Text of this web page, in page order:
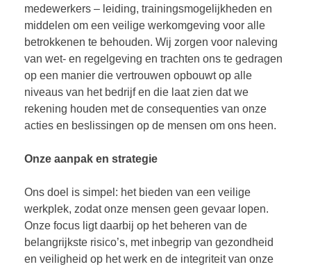
medewerkers – leiding, trainingsmogelijkheden en
middelen om een veilige werkomgeving voor alle
betrokkenen te behouden. Wij zorgen voor naleving
van wet- en regelgeving en trachten ons te gedragen
op een manier die vertrouwen opbouwt op alle
niveaus van het bedrijf en die laat zien dat we
rekening houden met de consequenties van onze
acties en beslissingen op de mensen om ons heen.
Onze aanpak en strategie
Ons doel is simpel: het bieden van een veilige
werkplek, zodat onze mensen geen gevaar lopen.
Onze focus ligt daarbij op het beheren van de
belangrijkste risico’s, met inbegrip van gezondheid
en veiligheid op het werk en de integriteit van onze